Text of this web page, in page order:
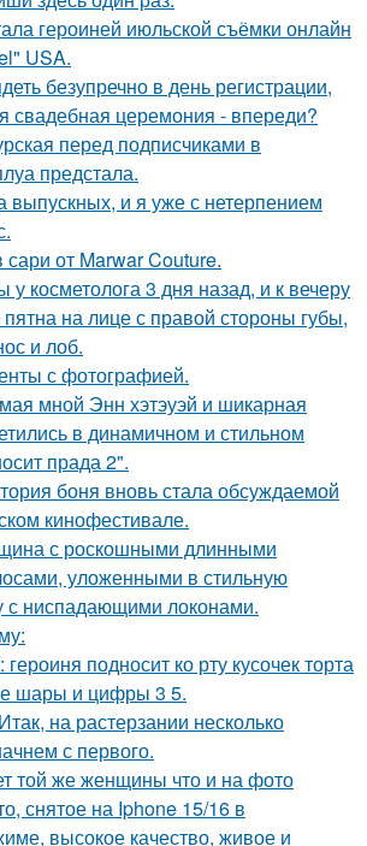
героиней июльской съёмки онлайн
USA.
безупречно в день регистрации,
свадебная церемония - впереди?
перед подписчиками в
предстала.
выпускных, и я уже с нетерпением
от Marwar Couture.
у косметолога 3 дня назад, и к вечеру
на лице с правой стороны губы,
и лоб.
с фотографией.
мной Энн хэтэуэй и шикарная
в динамичном и стильном
прада 2".
боня вновь стала обсуждаемой
кинофестивале.
с роскошными длинными
уложенными в стильную
с ниспадающими локонами.
подносит ко рту кусочек торта
шары и цифры 3 5.
на растерзании несколько
с первого.
той же женщины что и на фото
снятое на Iphone 15/16 в
высокое качество, живое и